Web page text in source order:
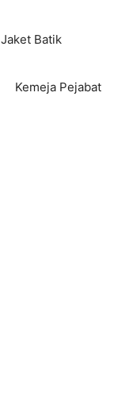
Jaket Batik
Kemeja Pejabat